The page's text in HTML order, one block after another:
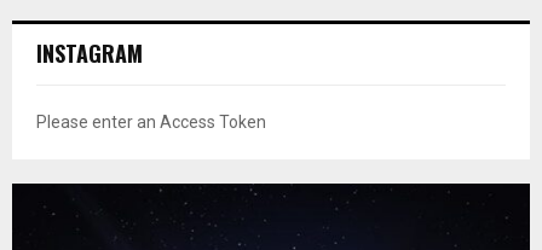
INSTAGRAM
Please enter an Access Token